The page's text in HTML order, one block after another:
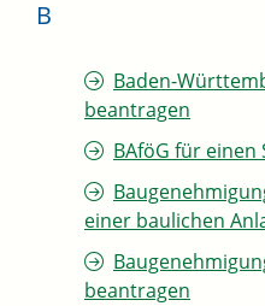
B
Baden-
beantragen
BAföG für
einer baulichen
beantragen